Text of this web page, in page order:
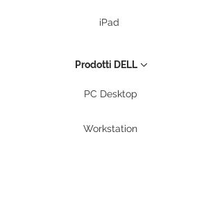
iPad
Prodotti DELL
PC Desktop
Workstation